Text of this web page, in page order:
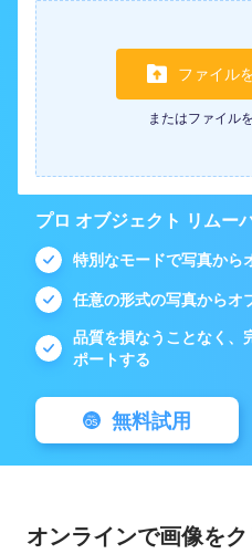
ファイル
またはファイル
プロ オブジェクト リムー
特別なモードで写真から
任意の形式の写真からオ
品質を損なうことなく、
ポートする
無料試用
オンラインで画像を